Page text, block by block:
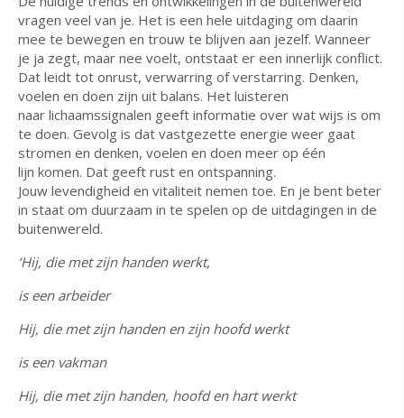
vragen veel van je. Het is een hele uitdaging om daarin
mee te bewegen en trouw te blijven aan jezelf. Wanneer
je ja zegt, maar nee voelt, ontstaat er een innerlijk conflict.
Dat leidt tot onrust, verwarring of verstarring. Denken,
voelen en doen zijn uit balans. Het luisteren
naar lichaamssignalen geeft informatie over wat wijs is om
te doen. Gevolg is dat vastgezette energie weer gaat
stromen en denken, voelen en doen meer op één
lijn komen. Dat geeft rust en ontspanning.
Jouw levendigheid en vitaliteit nemen toe. En je bent beter
in staat om duurzaam in te spelen op de uitdagingen in de
buitenwereld.
‘Hij, die met zijn handen werkt,
is een arbeider
Hij, die met zijn handen en zijn hoofd werkt
is een vakman
Hij, die met zijn handen, hoofd en hart werkt